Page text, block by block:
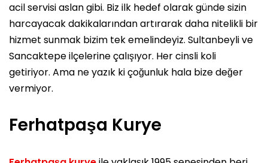
acil servisi aslan gibi. Biz ilk hedef olarak günde sizin
harcayacak dakikalarından artırarak daha nitelikli bir
hizmet sunmak bizim tek emelindeyiz. Sultanbeyli ve
Sancaktepe ilçelerine çalışıyor. Her cinsli koli
getiriyor. Ama ne yazık ki çoğunluk hala bize değer
vermiyor.
Ferhatpaşa Kurye